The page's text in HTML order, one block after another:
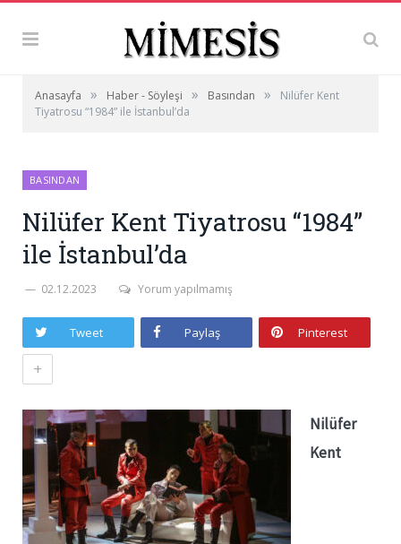
Anasayfa » Haber - Söyleşi » Basından »
Nilüfer Kent
Tiyatrosu “1984” ile İstanbul’da
BASINDAN
Nilüfer Kent Tiyatrosu “1984”
ile İstanbul’da
02.12.2023 Yorum yapılmamış
Tweet Paylaş Pinterest
+
Nilüfer
Kent